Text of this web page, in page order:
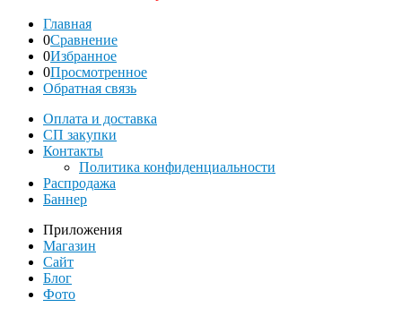
Главная
0Сравнение
0Избранное
0Просмотренное
Обратная связь
Оплата и доставка
СП закупки
Контакты
Политика конфиденциальности
Распродажа
Баннер
Приложения
Магазин
Сайт
Блог
Фото